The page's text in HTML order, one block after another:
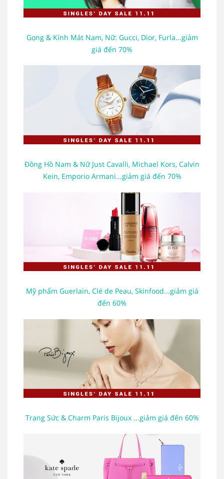
Gọng & Kính Mát Nam, Nữ: Gucci, Dior, Furla...giảm
giá đến 70%
Đồng Hồ Nam & Nữ Just Cavalli, Michael Kors, Calvin
Kein, Emporio Armani...giảm giá đến 70%
Mỹ phẩm Guerlain, Clé de Peau, Skinfood...giảm giá
đến 60%
Trang Sức & Charm Paris Bijoux ...giảm giá đến 60%